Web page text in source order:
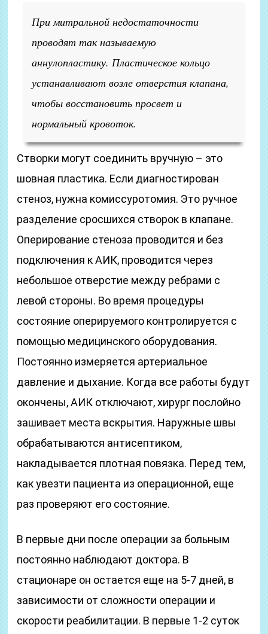
При митральной недостаточности
проводят так называемую
аннулопластику. Пластическое кольцо
устанавливают возле отверстия клапана,
чтобы восстановить просвет и
нормальный кровоток.
Створки могут соединить вручную – это
шовная пластика. Если диагностирован
стеноз, нужна комиссуротомия. Это ручное
разделение сросшихся створок в клапане.
Оперирование стеноза проводится и без
подключения к АИК, проводится через
небольшое отверстие между ребрами с
левой стороны. Во время процедуры
состояние оперируемого контролируется с
помощью медицинского оборудования.
Постоянно измеряется артериальное
давление и дыхание. Когда все работы будут
окончены, АИК отключают, хирург послойно
зашивает места вскрытия. Наружные швы
обрабатываются антисептиком,
накладывается плотная повязка. Перед тем,
как увезти пациента из операционной, еще
раз проверяют его состояние.
В первые дни после операции за больным
постоянно наблюдают доктора. В
стационаре он остается еще на 5-7 дней, в
зависимости от сложности операции и
скорости реабилитации. В первые 1-2 суток